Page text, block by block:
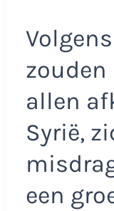
zouden
allen
Syrië,
een